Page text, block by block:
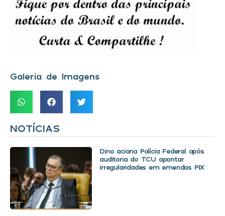
Galeria de Imagens
NOTÍCIAS
Dino aciona Polícia Federal após
auditoria do TCU apontar
irregularidades em emendas PIX